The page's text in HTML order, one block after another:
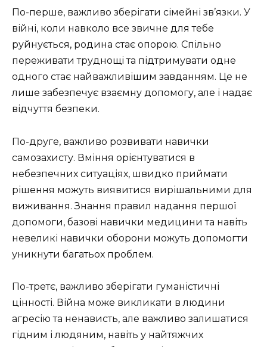
По-перше, важливо зберігати сімейні зв’язки. У
війні, коли навколо все звичне для тебе
руйнується, родина стає опорою. Спільно
переживати труднощі та підтримувати одне
одного стає найважливішим завданням. Це не
лише забезпечує взаємну допомогу, але і надає
відчуття безпеки.
По-друге, важливо розвивати навички
самозахисту. Вміння орієнтуватися в
небезпечних ситуаціях, швидко приймати
рішення можуть виявитися вирішальними для
виживання. Знання правил надання першої
допомоги, базові навички медицини та навіть
невеликі навички оборони можуть допомогти
уникнути багатьох проблем.
По-третє, важливо зберігати гуманістичні
цінності. Війна може викликати в людини
агресію та ненависть, але важливо залишатися
гідним і людяним, навіть у найтяжчих